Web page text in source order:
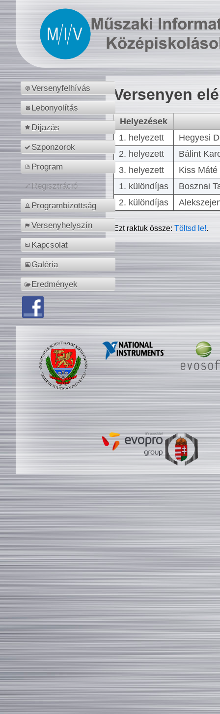
Versenyfelhívás
Lebonyolítás
Díjazás
Szponzorok
Program
Regisztráció
Programbizottság
Versenyhelyszín
Kapcsolat
Galéria
Eredmények
Versenyen
Helyezések
1. helyezett
Hegyesi
2. helyezett
Bálint
3. helyezett
Kiss
1. különdíjas
Bosznai
2. különdíjas
Ezt raktuk össze:Töltsd le!.